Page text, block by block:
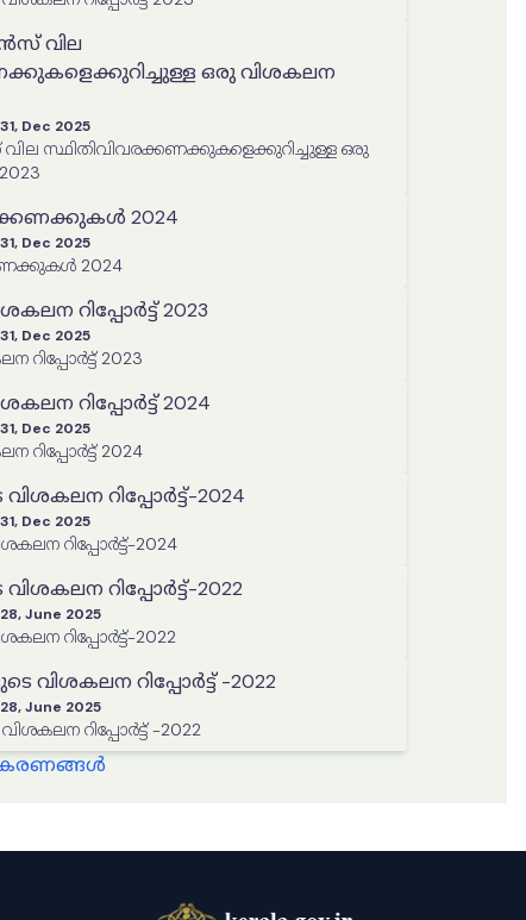
വില
ഒരു വിശകലന
31, Dec 2025
വില സ്ഥിതിവിവരക്കണക്കുകളെക്കുറിച്ചുള്ള ഒരു
2024
31, Dec 2025
2024
റിപ്പോർട്ട് 2023
31, Dec 2025
2023
റിപ്പോർട്ട് 2024
31, Dec 2025
2024
റിപ്പോർട്ട്-2024
31, Dec 2025
റിപ്പോർട്ട്-2024
റിപ്പോർട്ട്-2022
28, June 2025
റിപ്പോർട്ട്-2022
വിശകലന റിപ്പോർട്ട് -2022
28, June 2025
റിപ്പോർട്ട് -2022